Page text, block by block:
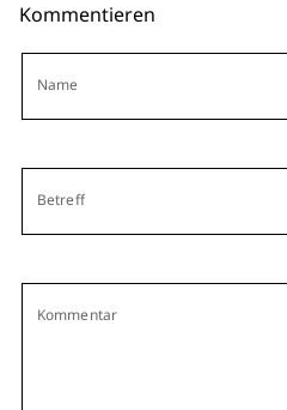
Kommentieren
Name
Betreff
Kommentar